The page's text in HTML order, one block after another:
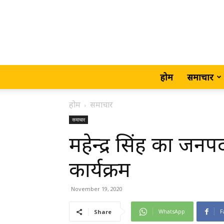
होम समाचार
होम समाचार
समाचार
महेन्द्र सिंह का
कार्यक्रम
November 19, 2020
Share WhatsApp